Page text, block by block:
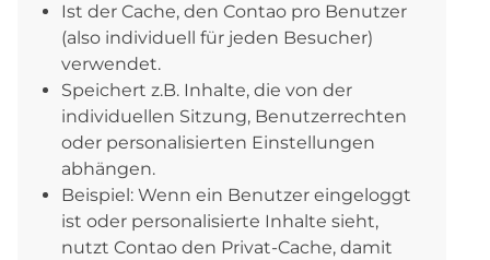
Ist der Cache, den Contao pro Benutzer
(also individuell für jeden Besucher)
verwendet.
Speichert z.B. Inhalte, die von der
individuellen Sitzung, Benutzerrechten
oder personalisierten Einstellungen
abhängen.
Beispiel: Wenn ein Benutzer eingeloggt
ist oder personalisierte Inhalte sieht,
nutzt Contao den Privat-Cache, damit